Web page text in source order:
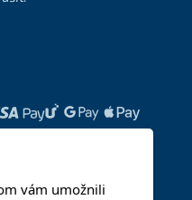
vám umožnili